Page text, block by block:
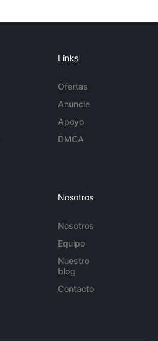
Links
Ofertas
Anuncie
Apoyo
DMCA
Nosotros
Nosotros
Equipo
Nuestro
blog
Contacto